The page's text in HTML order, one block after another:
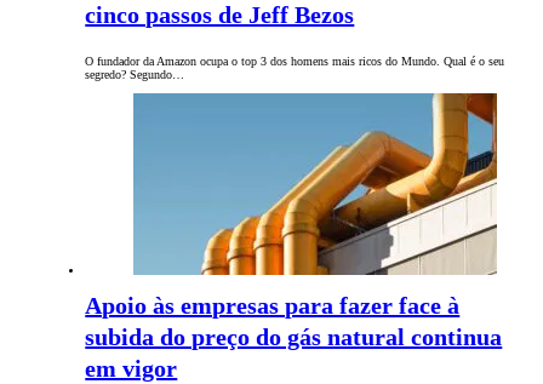
cinco passos de Jeff Bezos
O fundador da Amazon ocupa o top 3 dos homens mais ricos do Mundo. Qual é o seu
segredo? Segundo…
Apoio às empresas para fazer face à
subida do preço do gás natural continua
em vigor